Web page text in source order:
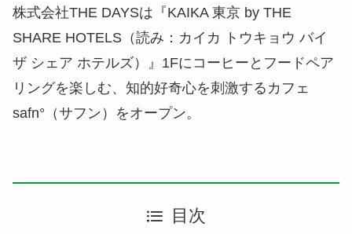
株式会社THE DAYSは『KAIKA 東京 by THE
SHARE HOTELS（読み：カイカ トウキョウ バイ
ザ シェア ホテルズ）』1Fにコーヒーとフードペア
リングを楽しむ、知的好奇心を刺激するカフェ
safn°（サフン）をオープン。
目次